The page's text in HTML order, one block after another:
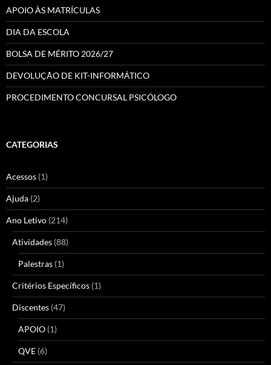
APOIO ÀS MATRÍCULAS
DIA DA ESCOLA
BOLSA DE MÉRITO 2026/27
DEVOLUÇÃO DE KIT-INFORMÁTICO
PROCEDIMENTO CONCURSAL PSICÓLOGO
CATEGORIAS
Acessos (1)
Ajuda (2)
Ano Letivo (214)
Atividades (88)
Palestras (1)
Critérios Específicos (1)
Discentes (47)
APOIO (1)
QVE (6)